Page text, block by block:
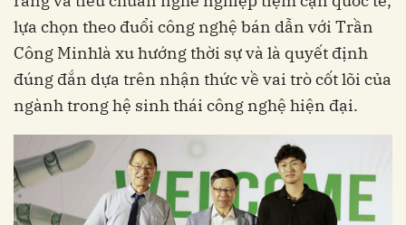
lựa chọn theo đuổi công nghệ bán dẫn với Trần
Công Minhlà xu hướng thời sự và là quyết định
đúng đắn dựa trên nhận thức về vai trò cốt lõi của
ngành trong hệ sinh thái công nghệ hiện đại.